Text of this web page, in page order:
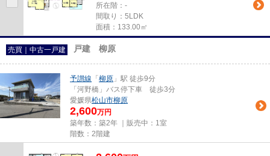
所在階：-
間取り：5LDK
面積：133.00㎡
売買｜中古一戸建 戸建 柳原
予讃線 「 柳原 」駅 徒歩9分
「河野橋」バス停下車 徒歩3分
愛媛県松山市柳原
2,600万円
築年数：築2年 ｜販売中： 1室
階数：2階建